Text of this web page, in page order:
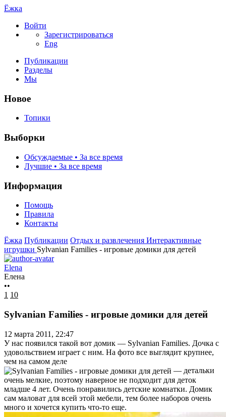
Ёжка
Войти
Зарегистрироваться
Eng
Публикации
Разделы
Мы
Новое
Топики
Выборки
Обсуждаемые • За все время
Лучшие • За все время
Информация
Помощь
Правила
Контакты
Ёжка Публикации Отдых и развлечения Интерактивные
игрушки Sylvanian Families - игровые домики для детей
Elena
Елена
••
1 10
Sylvanian Families - игровые домики для детей
12 марта 2011, 22:47
У нас появился такой вот домик — Sylvanian Families. Дочка с
удовольствием играет с ним. На фото все выглядит крупнее,
чем на самом деле
— детальки
очень мелкие, поэтому наверное не подходит для деток
младше 4 лет. Очень понравились детские комнатки. Домик
сам маловат для всей этой мебели, тем более наборов очень
много и хочется купить что-то еще.